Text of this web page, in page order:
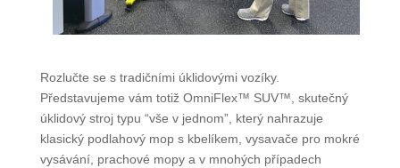
Rozlučte se s tradičními úklidovými vozíky.
Představujeme vám totiž OmniFlex™ SUV™, skutečný
úklidový stroj typu “vše v jednom”, který nahrazuje
klasický podlahový mop s kbelíkem, vysavače pro mokré
vysávání, prachové mopy a v mnohých případech